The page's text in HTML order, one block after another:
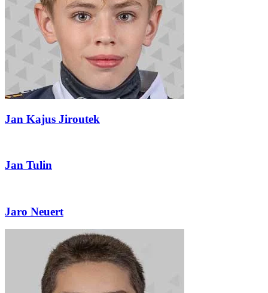
Jan Kajus Jiroutek
Jan Tulin
Jaro Neuert